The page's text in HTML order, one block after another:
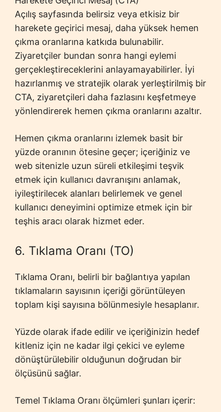
Açılış sayfasında belirsiz veya etkisiz bir
harekete geçirici mesaj, daha yüksek hemen
çıkma oranlarına katkıda bulunabilir.
Ziyaretçiler bundan sonra hangi eylemi
gerçekleştireceklerini anlayamayabilirler. İyi
hazırlanmış ve stratejik olarak yerleştirilmiş bir
CTA, ziyaretçileri daha fazlasını keşfetmeye
yönlendirerek hemen çıkma oranlarını azaltır.
Hemen çıkma oranlarını izlemek basit bir
yüzde oranının ötesine geçer; içeriğiniz ve
web sitenizle uzun süreli etkileşimi teşvik
etmek için kullanıcı davranışını anlamak,
iyileştirilecek alanları belirlemek ve genel
kullanıcı deneyimini optimize etmek için bir
teşhis aracı olarak hizmet eder.
6. Tıklama Oranı (TO)
Tıklama Oranı, belirli bir bağlantıya yapılan
tıklamaların sayısının içeriği görüntüleyen
toplam kişi sayısına bölünmesiyle hesaplanır.
Yüzde olarak ifade edilir ve içeriğinizin hedef
kitleniz için ne kadar ilgi çekici ve eyleme
dönüştürülebilir olduğunun doğrudan bir
ölçüsünü sağlar.
Temel Tıklama Oranı ölçümleri şunları içerir: